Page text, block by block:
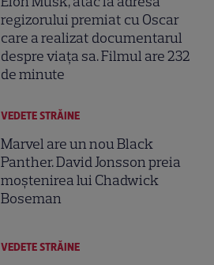
regizorului premiat cu Oscar
care a realizat documentarul
despre viața sa. Filmul are 232
de minute
VEDETE STRĂINE
Marvel are un nou Black
Panther. David Jonsson preia
moștenirea lui Chadwick
Boseman
VEDETE STRĂINE